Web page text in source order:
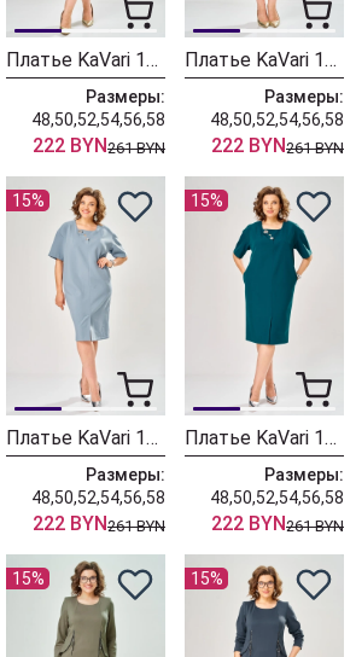
Платье KaVari 1162-2 изумруд
Размеры:
48,50,52,54,56,58
222 BYN261 BYN
Платье KaVari 1162-1 баклажан
Размеры:
48,50,52,54,56,58
222 BYN261 BYN
15%
Платье KaVari 1161-2 серо-голубой
Размеры:
48,50,52,54,56,58
222 BYN261 BYN
15%
Платье KaVari 1161-1 изумруд
Размеры:
48,50,52,54,56,58
222 BYN261 BYN
15% 15%